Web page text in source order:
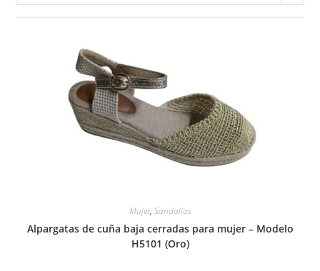
Mujer, Sandalias
Alpargatas de cuña baja cerradas para mujer – Modelo
H5101 (Oro)